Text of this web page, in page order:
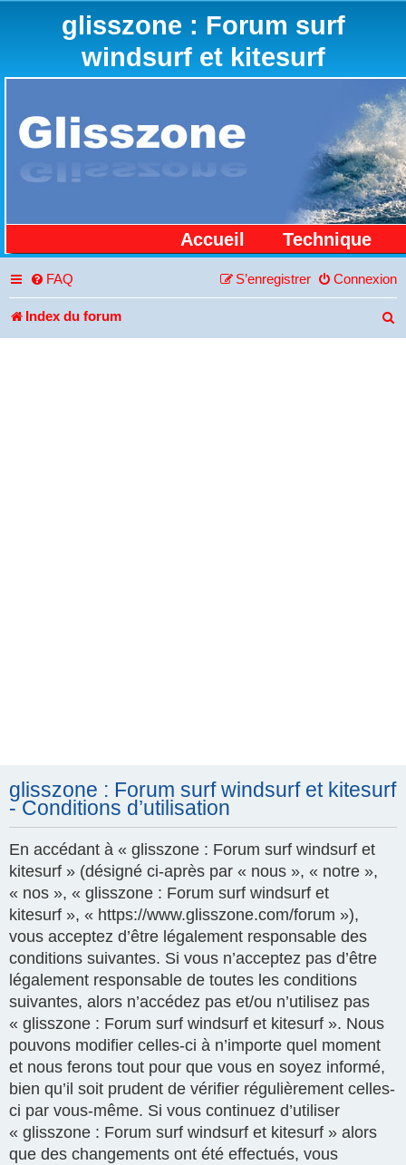
glisszone : Forum surf
windsurf et kitesurf
Accueil Technique
FAQ Connexion
S’enregistrer
Index du forum
glisszone : Forum surf windsurf et kitesurf
- Conditions d’utilisation
En accédant à « glisszone : Forum surf windsurf et
kitesurf » (désigné ci-après par « nous », « notre »,
« nos », « glisszone : Forum surf windsurf et
kitesurf », « https://www.glisszone.com/forum »),
vous acceptez d’être légalement responsable des
conditions suivantes. Si vous n’acceptez pas d’être
légalement responsable de toutes les conditions
suivantes, alors n’accédez pas et/ou n’utilisez pas
« glisszone : Forum surf windsurf et kitesurf ». Nous
pouvons modifier celles-ci à n’importe quel moment
et nous ferons tout pour que vous en soyez informé,
bien qu’il soit prudent de vérifier régulièrement celles-
ci par vous-même. Si vous continuez d’utiliser
« glisszone : Forum surf windsurf et kitesurf » alors
que des changements ont été effectués, vous